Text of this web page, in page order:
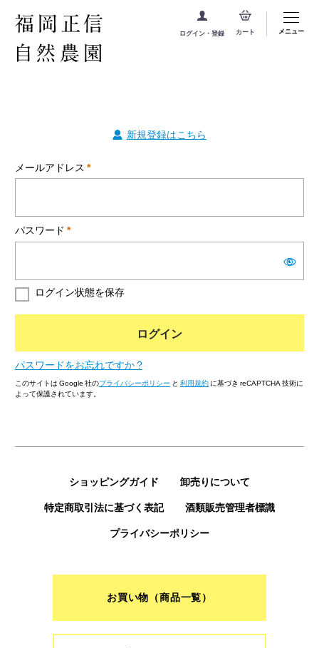
ログイン・登録 カート メニュー
新規登録はこちら
メールアドレス *
パスワード *
ログイン状態を保存
ログイン
パスワードをお忘れですか ?
このサイトは Google 社のプライバシーポリシー と 利用規約に基づき reCAPTCHA 技術に
よって保護されています。
ショッピングガイド 卸売りについて
特定商取引法に基づく表記 酒類販売管理者標識
プライバシーポリシー
お買い物（商品一覧）